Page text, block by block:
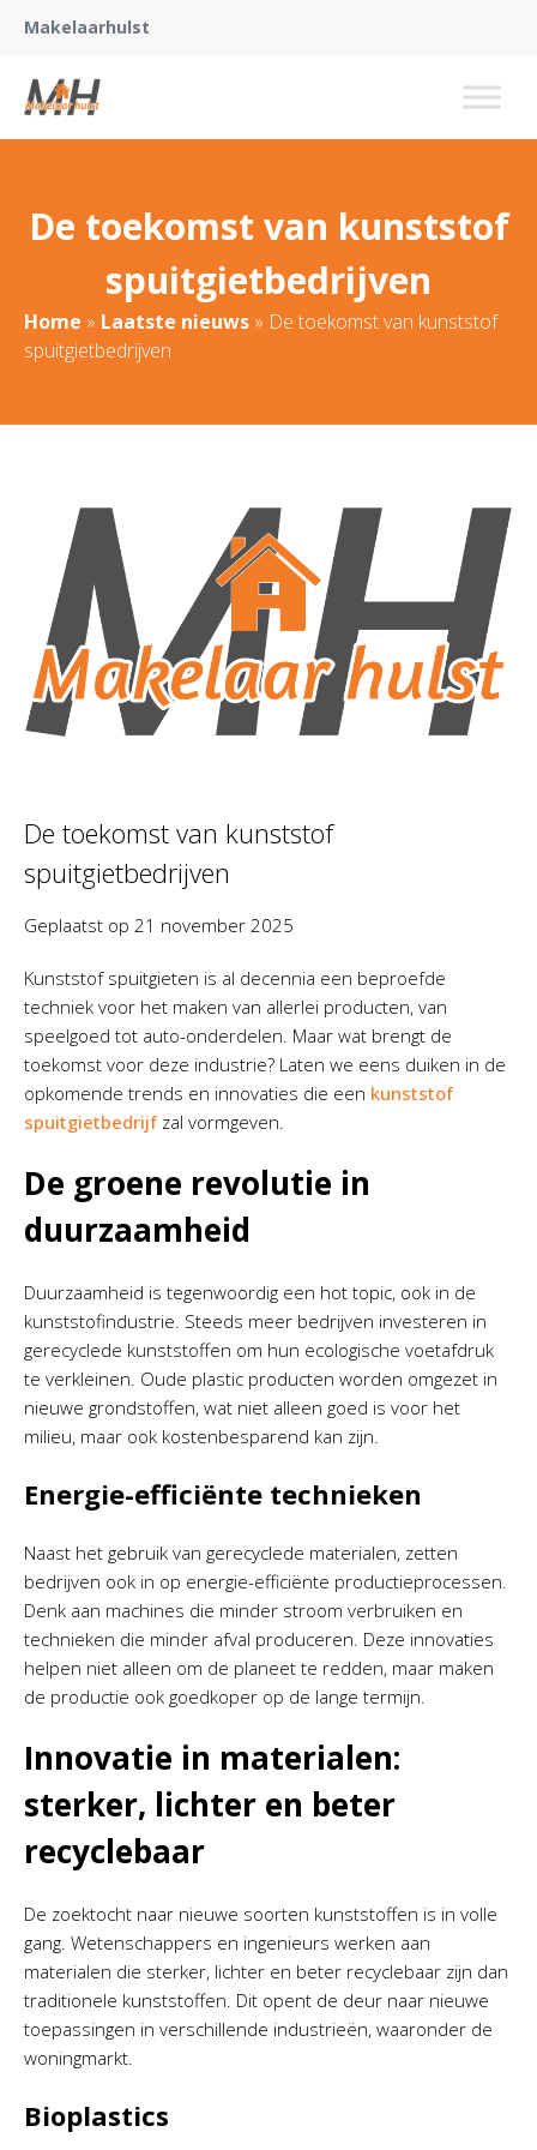
Makelaarhulst
De toekomst van kunststof
spuitgietbedrijven
Home » Laatste nieuws » De toekomst van kunststof
spuitgietbedrijven
De toekomst van kunststof
spuitgietbedrijven
Geplaatst op 21 november 2025
Kunststof spuitgieten is al decennia een beproefde
techniek voor het maken van allerlei producten, van
speelgoed tot auto-onderdelen. Maar wat brengt de
toekomst voor deze industrie? Laten we eens duiken in de
opkomende trends en innovaties die een kunststof
spuitgietbedrijfzal vormgeven.
De groene revolutie in
duurzaamheid
Duurzaamheid is tegenwoordig een hot topic, ook in de
kunststofindustrie. Steeds meer bedrijven investeren in
gerecyclede kunststoffen om hun ecologische voetafdruk
te verkleinen. Oude plastic producten worden omgezet in
nieuwe grondstoffen, wat niet alleen goed is voor het
milieu, maar ook kostenbesparend kan zijn.
Energie-efficiënte technieken
Naast het gebruik van gerecyclede materialen, zetten
bedrijven ook in op energie-efficiënte productieprocessen.
Denk aan machines die minder stroom verbruiken en
technieken die minder afval produceren. Deze innovaties
helpen niet alleen om de planeet te redden, maar maken
de productie ook goedkoper op de lange termijn.
Innovatie in materialen:
sterker, lichter en beter
recyclebaar
De zoektocht naar nieuwe soorten kunststoffen is in volle
gang. Wetenschappers en ingenieurs werken aan
materialen die sterker, lichter en beter recyclebaar zijn dan
traditionele kunststoffen. Dit opent de deur naar nieuwe
toepassingen in verschillende industrieën, waaronder de
woningmarkt.
Bioplastics